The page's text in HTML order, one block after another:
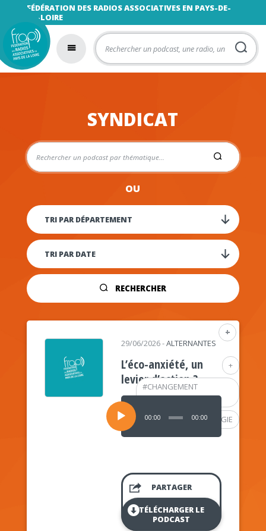
FÉDÉRATION DES RADIOS ASSOCIATIVES EN PAYS-DE-
LA-LOIRE
SYNDICAT
OU
RECHERCHER
+
+
#CHANGEMENT
CLIMATIQUE
#PSYCHOLOGIE
29/06/2026-ALTERNANTES
L’éco-anxiété, un
levier d’action ?
Lecteur
audio
00:00 00:00
PARTAGER
TÉLÉCHARGER LE
PODCAST